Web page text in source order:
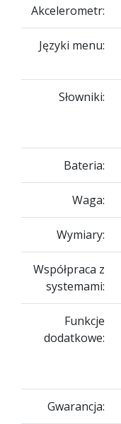
Akcelerometr:
Języki menu:
Słowniki:
Bateria:
Waga:
Wymiary:
Współpraca z
systemami:
Funkcje
dodatkowe:
Gwarancja: